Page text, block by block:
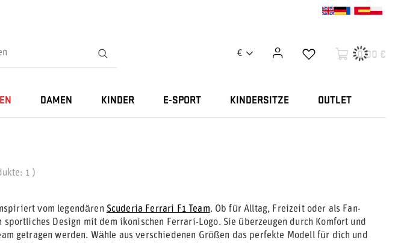
€ 0,00 €
DAMEN KINDER E-SPORT KINDERSITZE OUTLET
1 )
vom legendären Scuderia Ferrari F1 Team. Ob für Alltag, Freizeit oder als Fan-
Design mit dem ikonischen Ferrari-Logo. Sie überzeugen durch Komfort und
getragen werden. Wähle aus verschiedenen Größen das perfekte Modell für dich und